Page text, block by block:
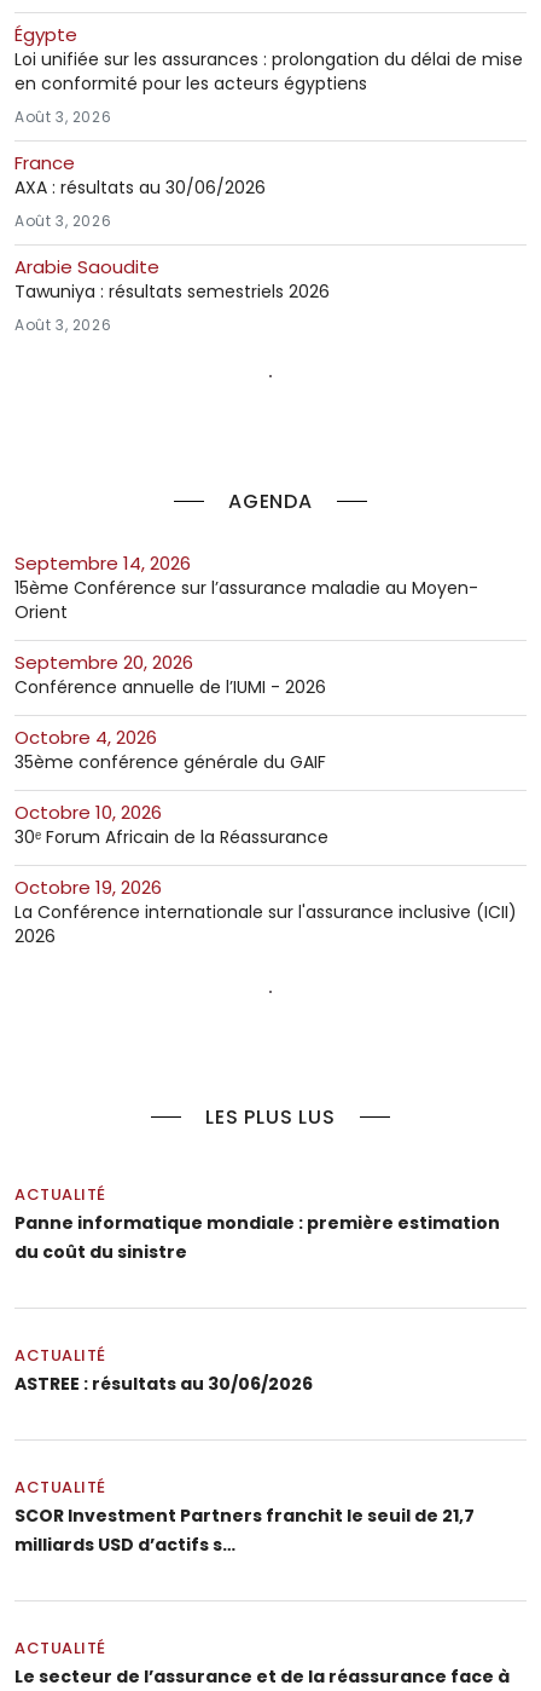
AGENDA
septembre 14, 2026
15ème Conférence sur l’assurance maladie au Moyen-
Orient
septembre 20, 2026
Conférence annuelle de l’IUMI - 2026
octobre 4, 2026
35ème conférence générale du GAIF
octobre 10, 2026
30ᵉ Forum Africain de la Réassurance
octobre 19, 2026
La Conférence internationale sur l'assurance inclusive (ICII)
2026
LES PLUS LUS
ACTUALITÉ
Panne informatique mondiale : première estimation
du coût du sinistre
ACTUALITÉ
ASTREE : résultats au 30/06/2026
ACTUALITÉ
SCOR Investment Partners franchit le seuil de 21,7
milliards USD d’actifs s…
ACTUALITÉ
Le secteur de l’assurance et de la réassurance face à
Égypte
Loi unifiée sur les assurances : prolongation du délai de mise
en conformité pour les acteurs égyptiens
Août 3, 2026
France
AXA : résultats au 30/06/2026
Août 3, 2026
Arabie Saoudite
Tawuniya : résultats semestriels 2026
Août 3, 2026